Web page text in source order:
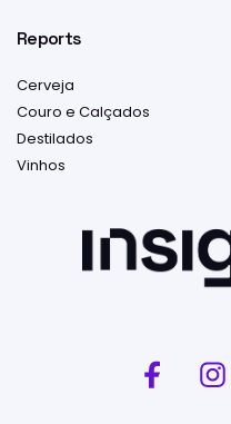
Reports
Cerveja
Couro e Calçados
Destilados
Vinhos